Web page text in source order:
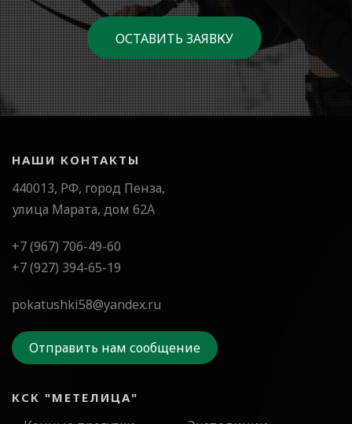
ОСТАВИТЬ ЗАЯВКУ
НАШИ КОНТАКТЫ
440013, РФ, город Пенза,
улица Марата, дом 62А
+7 (967) 706-49-60
+7 (927) 394-65-19
pokatushki58@yandex.ru
Отправить нам сообщение
КСК "МЕТЕЛИЦА"